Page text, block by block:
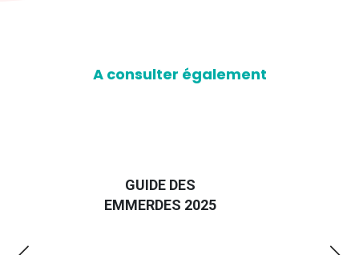
A consulter également
GUIDE DES
EMMERDES 2025